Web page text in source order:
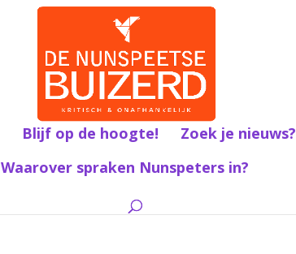
Blijf op de hoogte! Zoek je nieuws?
Waarover spraken Nunspeters in?